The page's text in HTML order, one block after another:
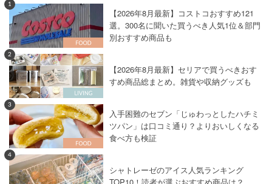
1
【2026年8月最新】コストコおすすめ121
選。300名に聞いた買うべき人気1位＆部門
別おすすめ商品も
2
【2026年8月最新】セリアで買うべきおす
すめ商品総まとめ。雑貨や収納グッズも
3
入手困難のセブン「じゅわっとしたハチミ
ツパン」は口コミ通り？よりおいしくなる
食べ方も検証
4
シャトレーゼのアイス人気ランキング